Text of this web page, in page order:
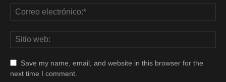
Save my name, email, and website in this browser for the
next time I comment.